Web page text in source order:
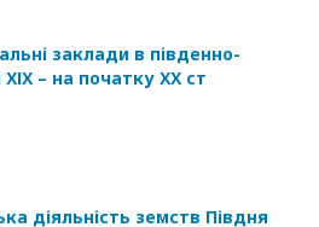
заклади в південно-
ХІХ – на початку ХХ ст
діяльність земств Півдня